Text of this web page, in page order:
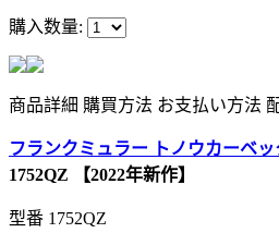
購入数量:
商品詳細 購買方法 お支払い方法
フランクミュラー トノウカーベ
1752QZ 【2022年新作】
型番 1752QZ